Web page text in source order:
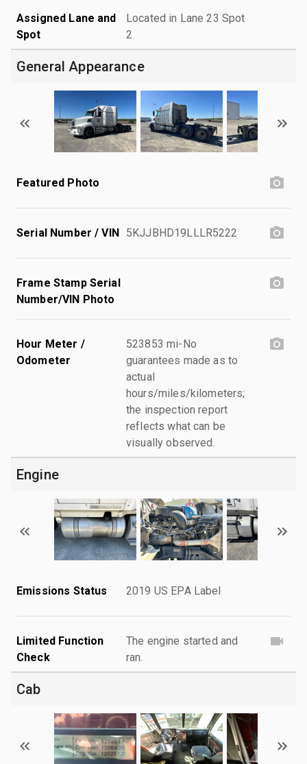
Assigned Lane and
Spot
Located in Lane 23 Spot
2
General Appearance
Featured Photo
Serial Number / VIN 5KJJBHD19LLLR5222
Frame Stamp Serial
Number/VIN Photo
Hour Meter /
Odometer
523853 mi-No
guarantees made as to
actual
hours/miles/kilometers;
the inspection report
reflects what can be
visually observed.
Engine
Emissions Status 2019 US EPA Label
Limited Function
Check
The engine started and
ran.
Cab